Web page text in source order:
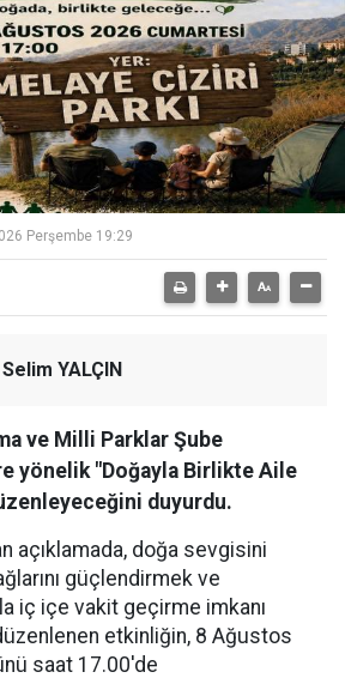
Perşembe 19:29
YALÇIN
ve Milli Parklar Şube
yönelik "Doğayla Birlikte Aile
duyurdu.
açıklamada, doğa sevgisini
güçlendirmek ve
iç içe vakit geçirme imkanı
etkinliğin, 8 Ağustos
saat 17.00'de